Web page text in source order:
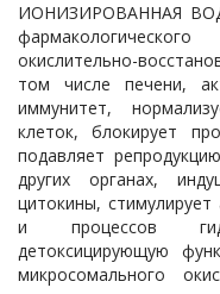
ИОНИЗИРОВАННАЯ
окислительно-
том числе печени,
иммунитет,
клеток, блокирует
подавляет
других органах,
цитокины,
и процессов
детоксицирующую
микросомального